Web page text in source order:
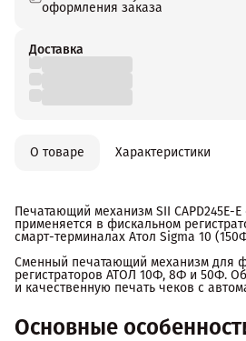
оформления заказа
Доставка
О товаре Характеристики
Печатающий механизм SII CAPD245E-E
применяется в фискальном
смарт-терминалах Атол Sigma 10
Сменный печатающий механизм для
регистраторов АТОЛ 10Ф, 8Ф и 50Ф.
и качественную печать чеков с
Основные